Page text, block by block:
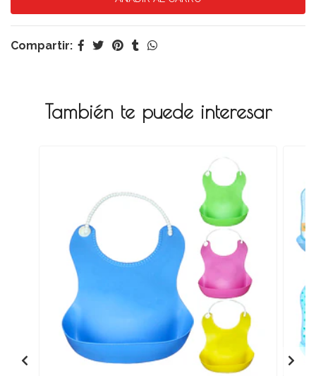
Compartir:
También te puede interesar